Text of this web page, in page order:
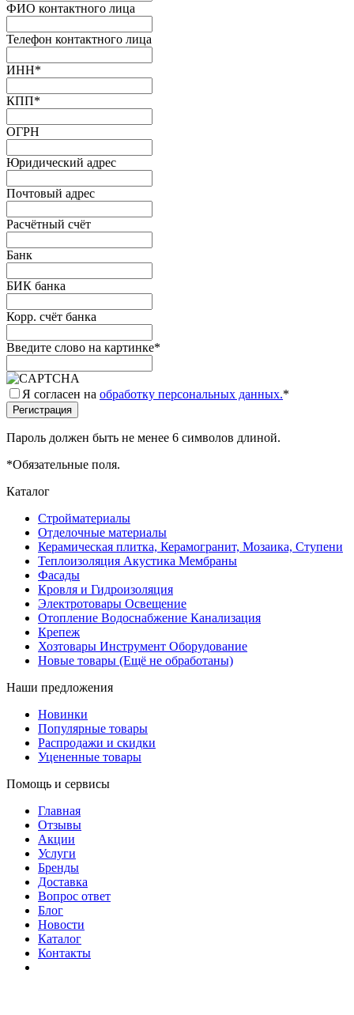
ФИО контактного лица
Телефон контактного лица
ИНН*
КПП*
ОГРН
Юридический адрес
Почтовый адрес
Расчётный счёт
Банк
БИК банка
Корр. счёт банка
Введите слово на картинке*
Я согласен на обработку персональных данных.*
Пароль должен быть не менее 6 символов длиной.
*Обязательные поля.
Каталог
Стройматериалы
Отделочные материалы
Керамическая плитка, Керамогранит, Мозаика, Ступени
Теплоизоляция Акустика Мембраны
Фасады
Кровля и Гидроизоляция
Электротовары Освещение
Отопление Водоснабжение Канализация
Крепеж
Хозтовары Инструмент Оборудование
Новые товары (Ещё не обработаны)
Наши предложения
Новинки
Популярные товары
Распродажи и скидки
Уцененные товары
Помощь и сервисы
Главная
Отзывы
Акции
Услуги
Бренды
Доставка
Вопрос ответ
Блог
Новости
Каталог
Контакты